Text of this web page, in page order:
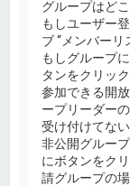
グループはど
もしユーザー
ブ “メンバーリ
もしグループ
タンをクリッ
参加できる開
ープリーダー
受け付けてな
非公開グルー
にボタンをク
請グループの